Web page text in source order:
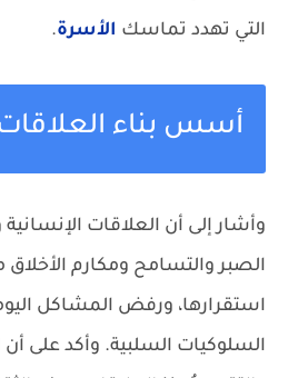
التي تهدد تماسك الأسرة.
أسس بناء
وأشار إلى أن العلاقات
الصبر والتسامح ومكارم
استقرارها، ورفض المشاكل
السلوكيات السلبية. وأكد على